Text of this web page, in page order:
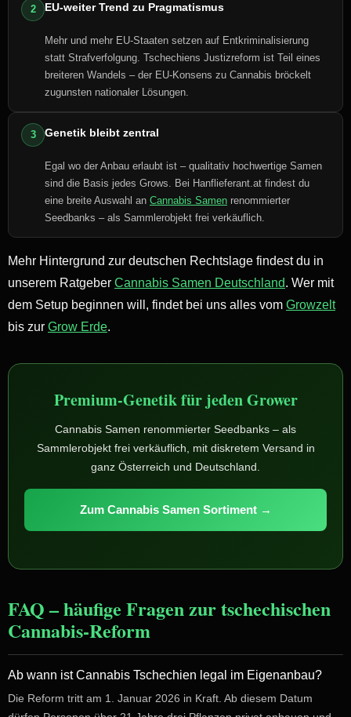
2 EU-weiter Trend zu Pragmatismus
Mehr und mehr EU-Staaten setzen auf Entkriminalisierung
statt Strafverfolgung. Tschechiens Justizreform ist Teil eines
breiteren Wandels – der EU-Konsens zu Cannabis bröckelt
zugunsten nationaler Lösungen.
3 Genetik bleibt zentral
Egal wo der Anbau erlaubt ist – qualitativ hochwertige Samen
sind die Basis jedes Grows. Bei Hanflieferant.at findest du
eine breite Auswahl an Cannabis Samen renommierter
Seedbanks – als Sammlerobjekt frei verkäuflich.
Mehr Hintergrund zur deutschen Rechtslage findest du in
unserem Ratgeber Cannabis Samen Deutschland. Wer mit
dem Setup beginnen will, findet bei uns alles vom Growzelt
bis zur Grow Erde.
Premium-Genetik für jeden Grower
Cannabis Samen renommierter Seedbanks – als
Sammlerobjekt frei verkäuflich, mit diskretem Versand in
ganz Österreich und Deutschland.
Zum Cannabis Samen Sortiment →
FAQ – häufige Fragen zur tschechischen
Cannabis-Reform
Ab wann ist Cannabis Tschechien legal im Eigenanbau?
Die Reform tritt am 1. Januar 2026 in Kraft. Ab diesem Datum